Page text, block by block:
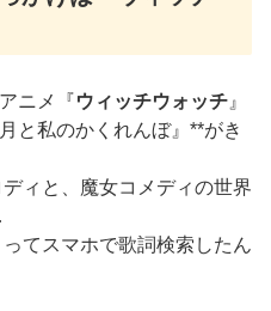
ニメ『ウィッチウォッチ』
と私のかくれんぼ』**がき
ィと、魔女コメディの世界
てスマホで歌詞検索したん